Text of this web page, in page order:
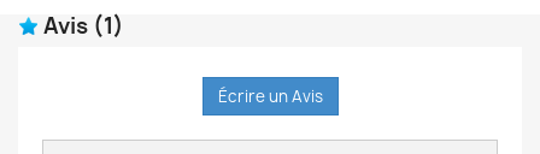
Avis (1)
Écrire un Avis